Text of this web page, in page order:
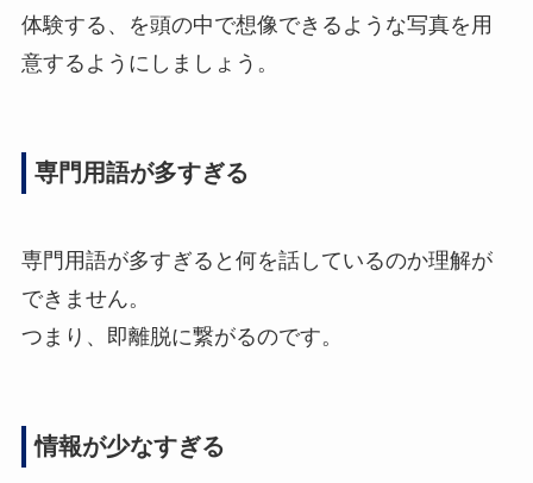
体験する、を頭の中で想像できるような写真を用
意するようにしましょう。
専門用語が多すぎる
専門用語が多すぎると何を話しているのか理解が
できません。
つまり、即離脱に繋がるのです。
情報が少なすぎる